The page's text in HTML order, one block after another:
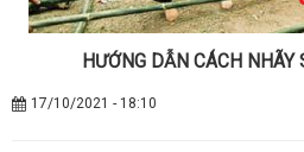
HƯỚNG DẪN CÁCH NHÃY
17/10/2021 - 18:10